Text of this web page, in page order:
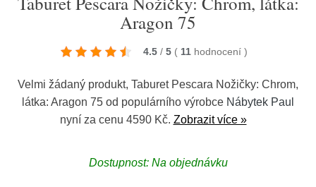
Aragon 75
4.5 / 5 ( 11 hodnocení )
Velmi žádaný produkt, Taburet Pescara Nožičky: Chrom,
látka: Aragon 75 od populárního výrobce Nábytek Paul
nyní za cenu 4590 Kč. Zobrazit více »
Dostupnost: Na objednávku